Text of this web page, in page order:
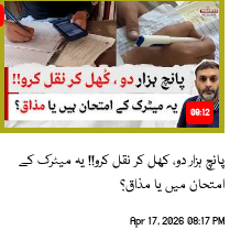
09:12
پانچ ہزار دو، کھل کر نقل کرو!! یہ میٹرک کے
امتحان میں یا مذاق؟
Apr 17, 2026 08:17 PM